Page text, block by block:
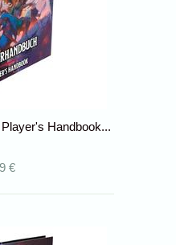
Handbook...
€